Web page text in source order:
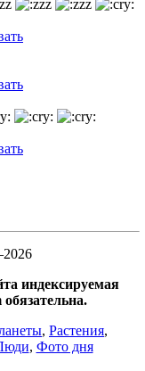
индексируемая
, Растения,
, Фото дня